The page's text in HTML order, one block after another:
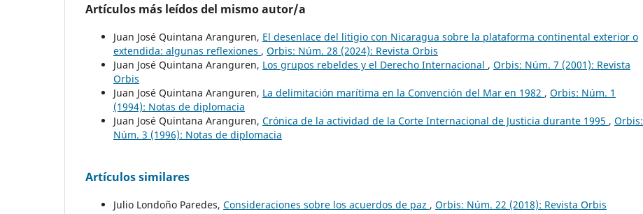
Artículos más leídos del mismo autor/a
Juan José Quintana Aranguren, El desenlace del litigio con Nicaragua sobre la plataforma continental exterior o
extendida: algunas reflexiones , Orbis: Núm. 28 (2024): Revista Orbis
Juan José Quintana Aranguren, Los grupos rebeldes y el Derecho Internacional , Orbis: Núm. 7 (2001): Revista
Orbis
Juan José Quintana Aranguren, La delimitación marítima en la Convención del Mar en 1982 , Orbis: Núm. 1
(1994): Notas de diplomacia
Juan José Quintana Aranguren, Crónica de la actividad de la Corte Internacional de Justicia durante 1995 , Orbis:
Núm. 3 (1996): Notas de diplomacia
Artículos similares
Julio Londoño Paredes, Consideraciones sobre los acuerdos de paz , Orbis: Núm. 22 (2018): Revista Orbis